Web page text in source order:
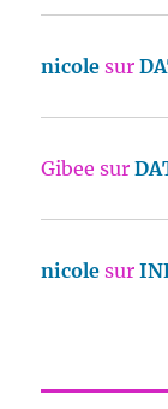
nicole sur
Gibee sur
nicole sur